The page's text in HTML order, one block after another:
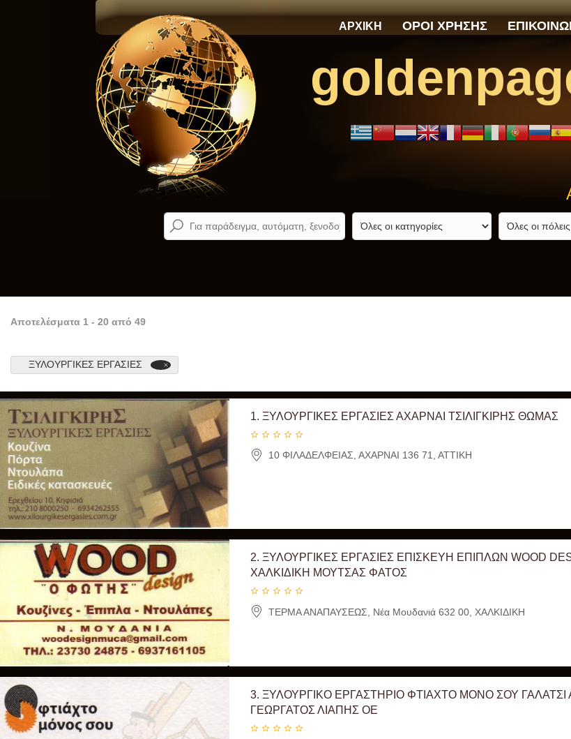
ΑΡΧΙΚΗ ΟΡΟΙ ΧΡΗΣΗΣ
Αποτελέσματα 1 - 20 από 49
ΞΥΛΟΥΡΓΙΚΈΣ ΕΡΓΑΣΊΕΣ
1. ΞΥΛΟΥΡΓΙΚΕΣ ΕΡΓΑΣΙΕΣ ΑΧΑΡΝΑΙ ΤΣΙΛΙΓΚΙΡΗΣ ΘΩΜΑΣ
10 ΦΙΛΑΔΕΛΦΕΙΑΣ, ΑΧΑΡΝΑΙ 136 71, ΑΤΤΙΚΗ
2. ΞΥΛΟΥΡΓΙΚΕΣ ΕΡΓΑΣΙΕΣ ΕΠΙΣΚΕΥΗ ΕΠΙΠΛΩΝ WOOD
ΧΑΛΚΙΔΙΚΗ ΜΟΥΤΣΑΣ ΦΑΤΟΣ
ΤΕΡΜΑ ΑΝΑΠΑΥΣΕΩΣ, Νέα Μουδανιά 632 00, ΧΑΛΚΙΔΙΚΗ
3. ΞΥΛΟΥΡΓΙΚΟ ΕΡΓΑΣΤΗΡΙΟ ΦΤΙΑΧΤΟ ΜΟΝΟ ΣΟΥ ΓΑΛΑΤΣΙ
ΓΕΩΡΓΑΤΟΣ ΛΙΑΠΗΣ ΟΕ